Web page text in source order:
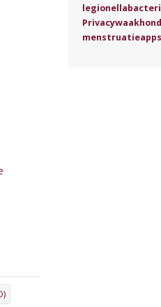
menstruatieapps